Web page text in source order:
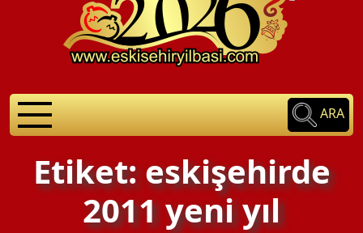
ARA
Etiket: eskişehirde
2011 yeni yıl